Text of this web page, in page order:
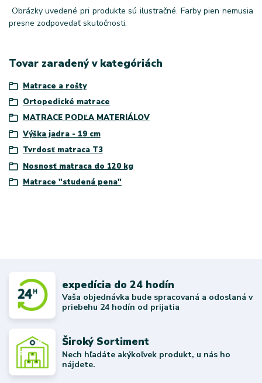
Obrázky uvedené pri produkte sú ilustračné. Farby pien nemusia
presne zodpovedať skutočnosti.
Tovar zaradený v kategóriách
Matrace a rošty
Ortopedické matrace
MATRACE PODĽA MATERIÁLOV
Výška jadra - 19 cm
Tvrdosť matraca T3
Nosnosť matraca do 120 kg
Matrace "studená pena"
expedícia do 24 hodín
Vaša objednávka bude spracovaná a odoslaná v
priebehu 24 hodín od prijatia
Široký Sortiment
Nech hľadáte akýkoľvek produkt, u nás ho
nájdete.